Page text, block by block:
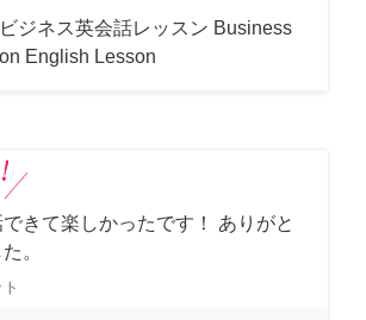
ジネス英会話レッスン Business
English Lesson
きて楽しかったです！ ありがと
。